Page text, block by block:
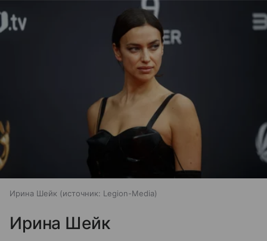
Ирина Шейк источник: Legion-Media
Ирина Шейк